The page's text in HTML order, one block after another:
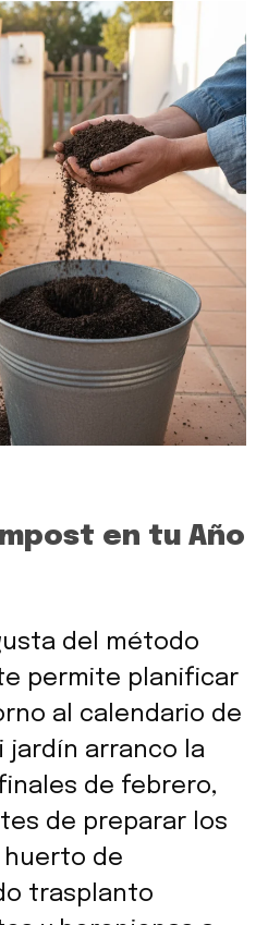
en tu Año
del método
permite planificar
al calendario de
jardín arranco la
de febrero,
de preparar los
huerto de
trasplanto